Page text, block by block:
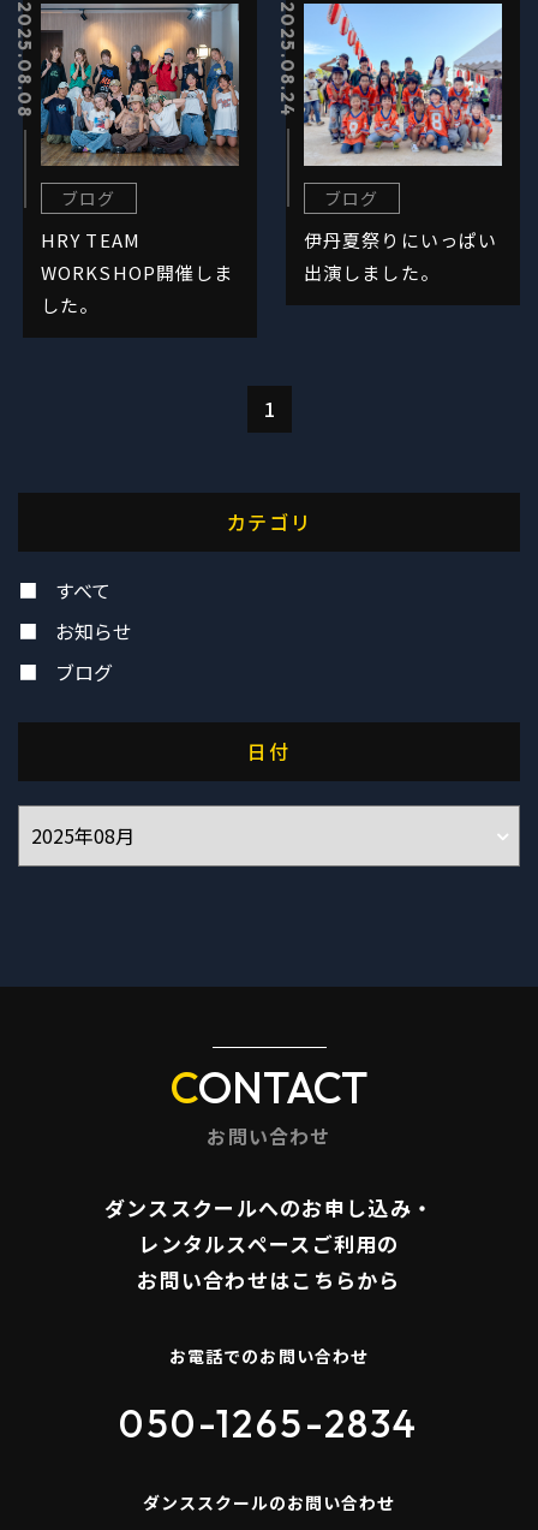
2025.08.08
ブログ
HRY TEAM
WORKSHOP開催しま
した。
2025.08.24
ブログ
伊丹夏祭りにいっぱい
出演しました。
1
カテゴリ
すべて
お知らせ
ブログ
日付
CONTACT
お問い合わせ
ダンススクールへのお申し込み・
​​​​​​​レンタルスペースご利用の
お問い合わせはこちらから
お電話でのお問い合わせ
050-1265-2834
ダンススクールのお問い合わせ